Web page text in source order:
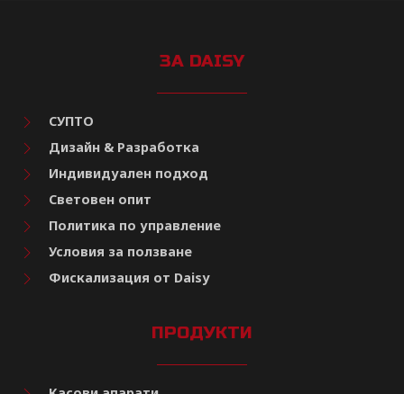
ЗА DAISY
СУПТО
Дизайн & Разработка
Индивидуален подход
Световен опит
Политика по управление
Условия за ползване
Фискализация от Daisy
ПРОДУКТИ